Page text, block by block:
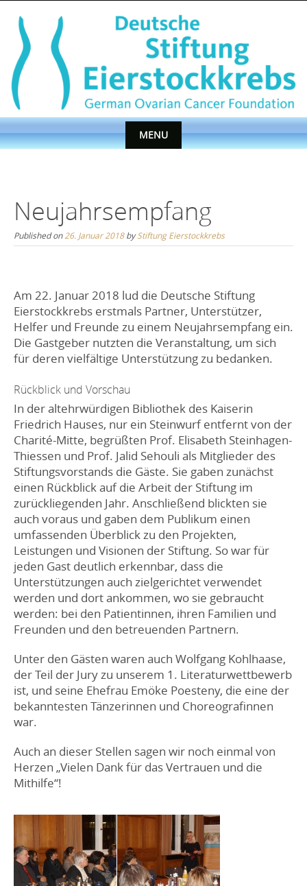
content
MENU
Neujahrsempfang
Published on26. Januar 2018byStiftung Eierstockkrebs
Am 22. Januar 2018 lud die Deutsche Stiftung
Eierstockkrebs erstmals Partner, Unterstützer,
Helfer und Freunde zu einem Neujahrsempfang ein.
Die Gastgeber nutzten die Veranstaltung, um sich
für deren vielfältige Unterstützung zu bedanken.
Rückblick und Vorschau
In der altehrwürdigen Bibliothek des Kaiserin
Friedrich Hauses, nur ein Steinwurf entfernt von der
Charité-Mitte, begrüßten Prof. Elisabeth Steinhagen-
Thiessen und Prof. Jalid Sehouli als Mitglieder des
Stiftungsvorstands die Gäste. Sie gaben zunächst
einen Rückblick auf die Arbeit der Stiftung im
zurückliegenden Jahr. Anschließend blickten sie
auch voraus und gaben dem Publikum einen
umfassenden Überblick zu den Projekten,
Leistungen und Visionen der Stiftung. So war für
jeden Gast deutlich erkennbar, dass die
Unterstützungen auch zielgerichtet verwendet
werden und dort ankommen, wo sie gebraucht
werden: bei den Patientinnen, ihren Familien und
Freunden und den betreuenden Partnern.
Unter den Gästen waren auch Wolfgang Kohlhaase,
der Teil der Jury zu unserem 1. Literaturwettbewerb
ist, und seine Ehefrau Emöke Poesteny, die eine der
bekanntesten Tänzerinnen und Choreografinnen
war.
Auch an dieser Stellen sagen wir noch einmal von
Herzen „Vielen Dank für das Vertrauen und die
Mithilfe“!